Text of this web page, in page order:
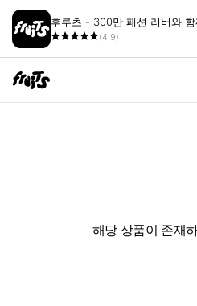
후루츠 - 300만 패션 러버와
(4.9)
해당 상품이 존재